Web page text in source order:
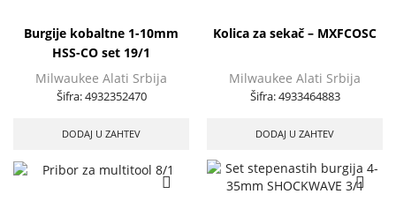
Burgije kobaltne 1-10mm
HSS-CO set 19/1
Milwaukee Alati Srbija
Šifra:4932352470
DODAJ U ZAHTEV
Kolica za sekač – MXFCOSC
Milwaukee Alati Srbija
Šifra:4933464883
DODAJ U ZAHTEV